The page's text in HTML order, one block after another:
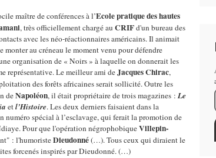
maître de conférences à l’Ecole pratique des hautes
, très officiellement chargé au CRIFd'un bureau des
avec les néo-réactionnaires américains. Il animait
monter au créneau le moment venu pour défendre
organisation de « Noirs » à laquelle on donnerait les
représentative. Le meilleur ami deJacques Chirac,
des forêts africaines serait sollicité. Outre les
deNapoléon, il était propriétaire de trois magazines : Le
etl’Histoire. Les deux derniers faisaient dans la
spécial à l’esclavage, qui ferait la promotion de
Pour que l'opération négrophobiqueVillepin-
: l'humoristeDieudonné(…). Tous ceux qui diraient le
forcenés inspirés par Dieudonné. (…)